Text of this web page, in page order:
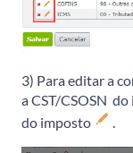
3) Para editar a
a CST/CSOSN
do imposto
.